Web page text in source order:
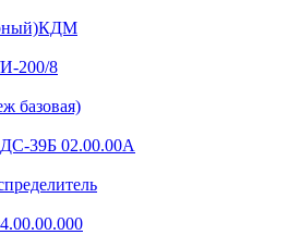
200/8
базовая)
ДС-39Б 02.00.00А